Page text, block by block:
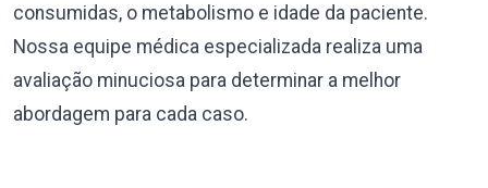
consumidas, o metabolismo e idade da paciente.
Nossa equipe médica especializada realiza uma
avaliação minuciosa para determinar a melhor
abordagem para cada caso.